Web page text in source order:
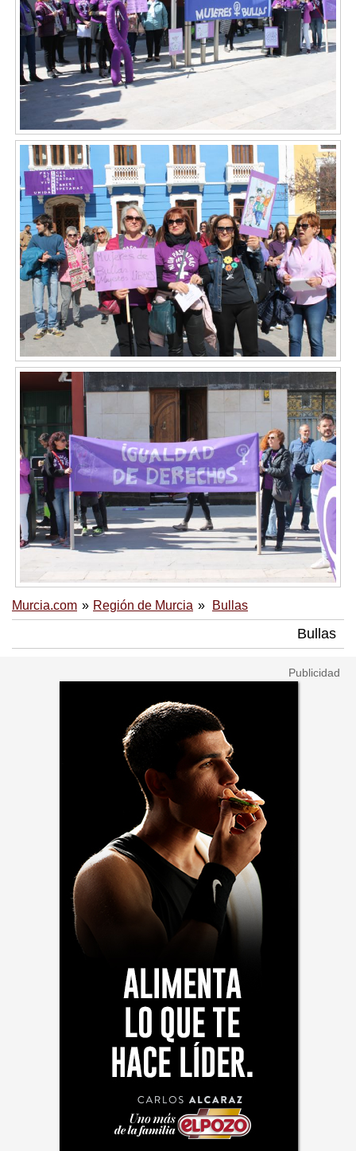
Murcia.com Región de Murcia Bullas
Bullas